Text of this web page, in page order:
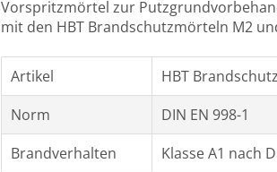
Vorspritzmörtel zur
mit den HBT Brandschutzmörteln M2
Artikel
HBT
Norm
DIN EN 998-1
Brandverhalten
Klasse A1 nach